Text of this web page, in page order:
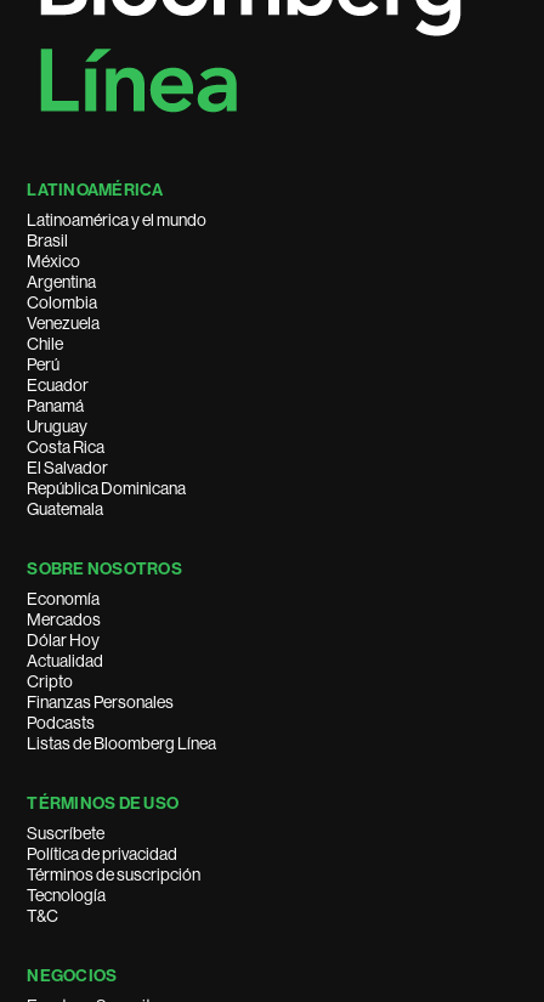
LATINOAMÉRICA
Latinoamérica y el mundo
Brasil
México
Argentina
Colombia
Venezuela
Chile
Perú
Ecuador
Panamá
Uruguay
Costa Rica
El Salvador
República Dominicana
Guatemala
SOBRE NOSOTROS
Economía
Mercados
Dólar Hoy
Actualidad
Cripto
Finanzas Personales
Podcasts
Listas de Bloomberg Línea
TÉRMINOS DE USO
Suscríbete
Política de privacidad
Términos de suscripción
Tecnología
T&C
NEGOCIOS